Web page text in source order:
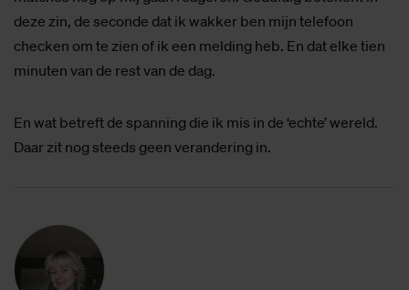
deze zin, de seconde dat ik wakker ben mijn telefoon
checken om te zien of ik een melding heb. En dat elke tien
minuten van de rest van de dag.
En wat betreft de spanning die ik mis in de ‘echte’ wereld.
Daar zit nog steeds geen verandering in.